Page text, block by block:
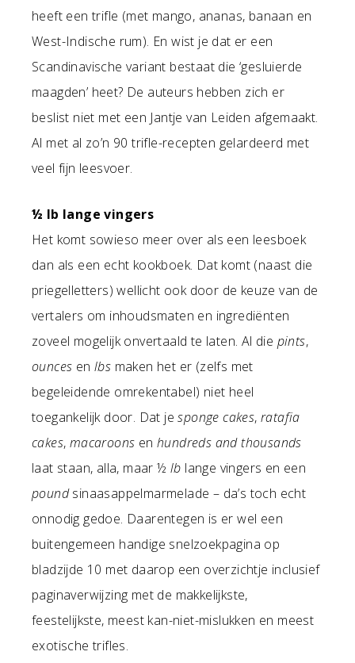
heeft een trifle (met mango, ananas, banaan en
West-Indische rum). En wist je dat er een
Scandinavische variant bestaat die ‘gesluierde
maagden’ heet? De auteurs hebben zich er
beslist niet met een Jantje van Leiden afgemaakt.
Al met al zo’n 90 trifle-recepten gelardeerd met
veel fijn leesvoer.
½ lb lange vingers
Het komt sowieso meer over als een leesboek
dan als een echt kookboek. Dat komt (naast die
priegelletters) wellicht ook door de keuze van de
vertalers om inhoudsmaten en ingrediënten
zoveel mogelijk onvertaald te laten. Al die pints,
ounces enlbs maken het er (zelfs met
begeleidende omrekentabel) niet heel
toegankelijk door. Dat jesponge cakes,ratafia
cakes, macaroons enhundreds and thousands
laat staan, alla, maar ½ lb lange vingers en een
poundsinaasappelmarmelade – da’s toch echt
onnodig gedoe. Daarentegen is er wel een
buitengemeen handige snelzoekpagina op
bladzijde 10 met daarop een overzichtje inclusief
paginaverwijzing met de makkelijkste,
feestelijkste, meest kan-niet-mislukken en meest
exotische trifles.